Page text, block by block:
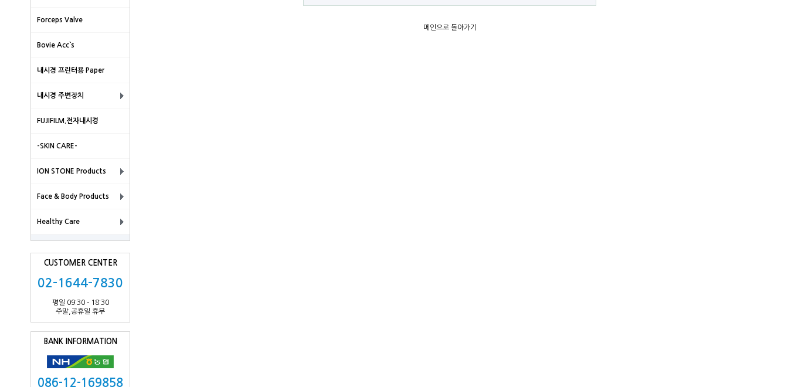
Forceps Valve
Bovie Acc`s
내시경 프린터용 Paper
내시경 주변장치
FUJIFILM.전자내시경
-SKIN CARE-
ION STONE Products
Face & Body Products
Healthy Care
CUSTOMER CENTER
02-1644-7830
평일 09:30 - 18:30
주말,공휴일 휴무
BANK INFORMATION
086-12-169858
메인으로 돌아가기